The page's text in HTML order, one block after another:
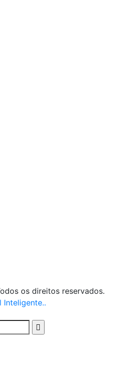
os direitos reservados.
Inteligente..